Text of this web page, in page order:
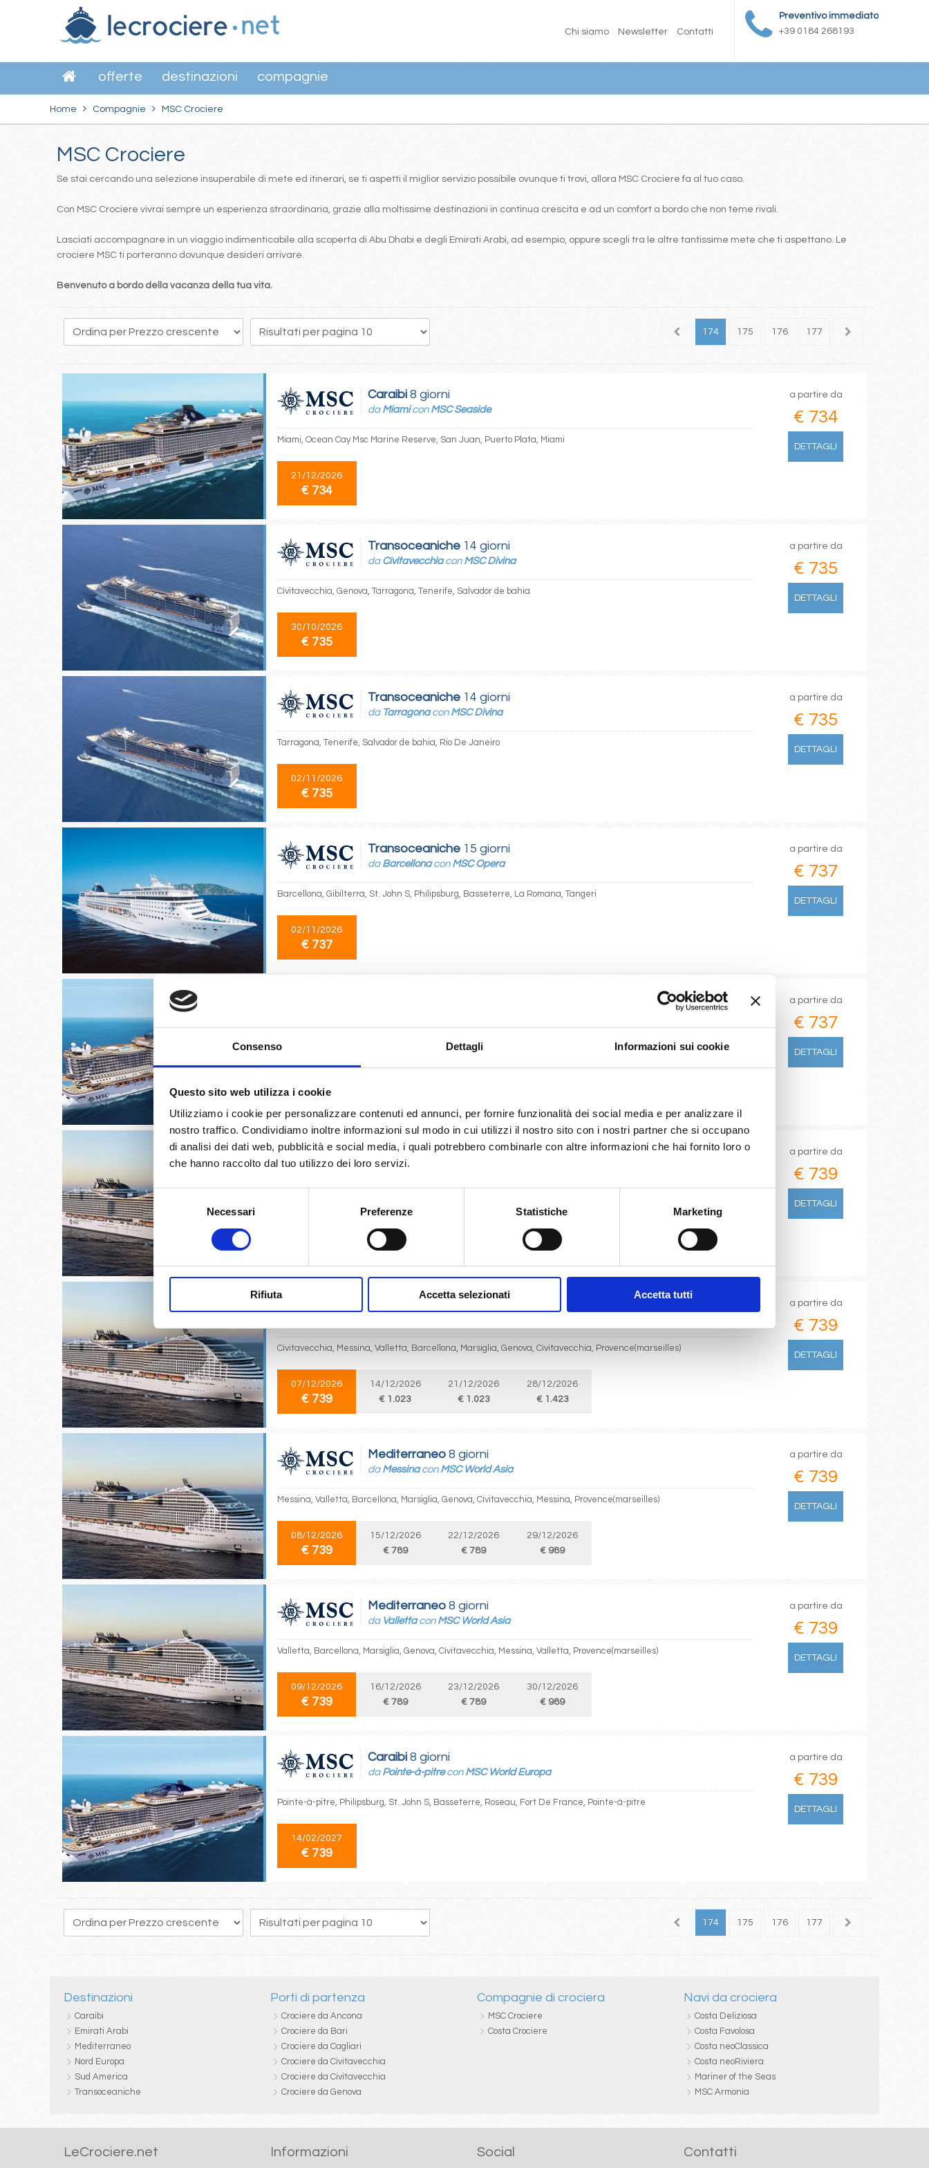
Consenso Dettagli Informazioni sui cookie
Questo sito web utilizza i cookie
Utilizziamo i cookie per personalizzare contenuti ed annunci, per fornire funzionalità dei social media e per analizzare il
nostro traffico. Condividiamo inoltre informazioni sul modo in cui utilizzi il nostro sito con i nostri partner che si occupano
di analisi dei dati web, pubblicità e social media, i quali potrebbero combinarle con altre informazioni che hai fornito loro o
che hanno raccolto dal tuo utilizzo dei loro servizi.
Selezione
del
consenso
Necessari Preferenze Statistiche Marketing
Rifiuta Accetta selezionati Accetta tutti
Preventivo immediato
+39 0184 268193
Chi siamo Newsletter Contatti
offerte destinazioni compagnie
Home Compagnie MSC Crociere
MSC Crociere
Se stai cercando una selezione insuperabile di mete ed itinerari, se ti aspetti il miglior servizio possibile ovunque ti trovi, allora MSC Crociere fa al tuo caso.
Con MSC Crociere vivrai sempre un esperienza straordinaria, grazie alla moltissime destinazioni in continua crescita e ad un comfort a bordo che non teme rivali.
Lasciati accompagnare in un viaggio indimenticabile alla scoperta di Abu Dhabi e degli Emirati Arabi, ad esempio, oppure scegli tra le altre tantissime mete che ti aspettano. Le
crociere MSC ti porteranno dovunque desideri arrivare.
Benvenuto a bordo della vacanza della tua vita.
156 157 158 159 160 161 162 163 164 166 173 174 175 176 177 178
Caraibi 8 giorni
da Miamicon MSC Seaside
Miami, Ocean Cay Msc Marine Reserve, San Juan, Puerto Plata, Miami
21/12/2026
€ 734
a partire da
€ 734
DETTAGLI
Transoceaniche 14 giorni
da Civitavecchiacon MSC Divina
Civitavecchia, Genova, Tarragona, Tenerife, Salvador de bahia
30/10/2026
€ 735
a partire da
€ 735
DETTAGLI
Transoceaniche 14 giorni
da Tarragonacon MSC Divina
Tarragona, Tenerife, Salvador de bahia, Rio De Janeiro
02/11/2026
€ 735
a partire da
€ 735
DETTAGLI
Transoceaniche 15 giorni
da Barcellonacon MSC Opera
Barcellona, Gibilterra, St. John S, Philipsburg, Basseterre, La Romana, Tangeri
02/11/2026
€ 737
a partire da
€ 737
DETTAGLI
Barcellona, Fuerteventura, Tenerife, Philipsburg, Basseterre, Ketchikan, Bridgetown
€ 737
a partire da
€ 737
DETTAGLI
Mediterraneo8 giorni
daGenova
13/12/2026
€ 1.023
27/12/2026
€ 1.423
a partire da
€ 739
DETTAGLI
Mediterraneo8 giorni
Civitavecchia, Messina, Valletta, Barcellona, Marsiglia, Genova, Civitavecchia, Provence(marseilles)
07/12/2026
€ 739
14/12/2026
€ 1.023
21/12/2026
€ 1.023
28/12/2026
€ 1.423
a partire da
€ 739
DETTAGLI
Mediterraneo 8 giorni
da Messinacon MSC World Asia
Messina, Valletta, Barcellona, Marsiglia, Genova, Civitavecchia, Messina, Provence(marseilles)
08/12/2026
€ 739
15/12/2026
€ 789
22/12/2026
€ 789
29/12/2026
€ 989
a partire da
€ 739
DETTAGLI
Mediterraneo 8 giorni
da Vallettacon MSC World Asia
Valletta, Barcellona, Marsiglia, Genova, Civitavecchia, Messina, Valletta, Provence(marseilles)
09/12/2026
€ 739
16/12/2026
€ 789
23/12/2026
€ 789
30/12/2026
€ 989
a partire da
€ 739
DETTAGLI
Caraibi 8 giorni
da Pointe-à-pitrecon MSC World Europa
Pointe-à-pitre, Philipsburg, St. John S, Basseterre, Roseau, Fort De France, Pointe-à-pitre
14/02/2027
€ 739
a partire da
€ 739
DETTAGLI
156 157 158 159 160 161 162 163 164 166 173 174 175 176 177 178
Destinazioni
Caraibi
Emirati Arabi
Mediterraneo
Nord Europa
Sud America
Transoceaniche
Porti di partenza
Crociere da Ancona
Crociere da Bari
Crociere da Cagliari
Crociere da Civitavecchia
Crociere da Civitavecchia
Crociere da Genova
Compagnie di crociera
MSC Crociere
Costa Crociere
Navi da crociera
Costa Deliziosa
Costa Favolosa
Costa neoClassica
Costa neoRiviera
Mariner of the Seas
MSC Armonia
LeCrociere.net Informazioni Social Contatti